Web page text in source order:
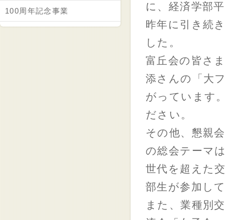
100周年記念事業
に、経済学部
昨年に引き続
した。
富丘会の皆さ
添さんの「大
がっています
ださい。
その他、懇親
の総会テーマ
世代を超えた
部生が参加し
また、業種別